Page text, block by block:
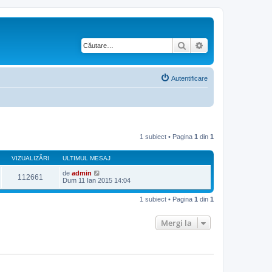
Căutare
Autentificare
1 subiect • Pagina 1 din 1
VIZUALIZĂRI ULTIMUL MESAJ
112661 de admin
Dum 11 Ian 2015 14:04
1 subiect • Pagina 1 din 1
Mergi la